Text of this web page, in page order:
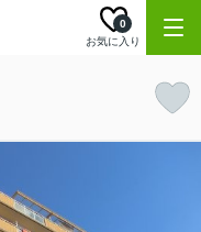
お気に入り
0